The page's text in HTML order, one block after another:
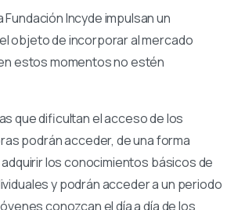
Incyde impulsan un
objeto de incorporar al mercado
estos momentos no estén
que dificultan el acceso de los
podrán acceder, de una forma
los conocimientos básicos de
y podrán acceder a un periodo
conozcan el día a día de los